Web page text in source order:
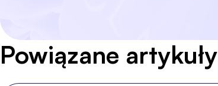
Powiązane artykuły